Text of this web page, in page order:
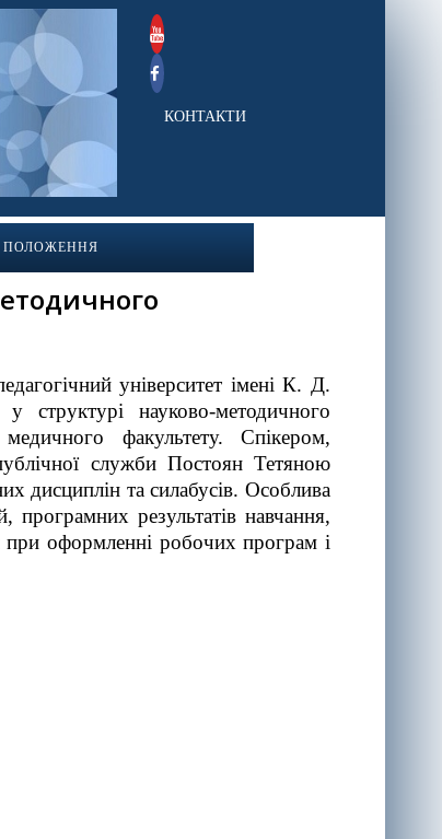
КОНТАКТИ
ПОЛОЖЕННЯ
університет імені К. Д.
науково-методичного
факультету. Спікером,
служби Постоян Тетяною
дисциплін та силабусів. Особлива
результатів навчання,
при оформленні робочих програм і